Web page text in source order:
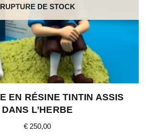
RUPTURE DE STOCK
EN RÉSINE TINTIN ASSIS
DANS L’HERBE
€ 250,00